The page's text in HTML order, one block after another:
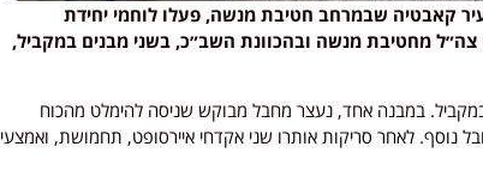
קאבטיה שבמרחב חטיבת מנשה, פעלו לוחמי יחידת
מחטיבת מנשה ובהכוונת השב״כ, בשני מבנים במקביל,
במבנה אחד, נעצר מחבל מבוקש שניסה להימלט מהכוח
נוסף. לאחר סריקות אותרו שני אקדחי איירסופט, תחמושת, ואמצעי